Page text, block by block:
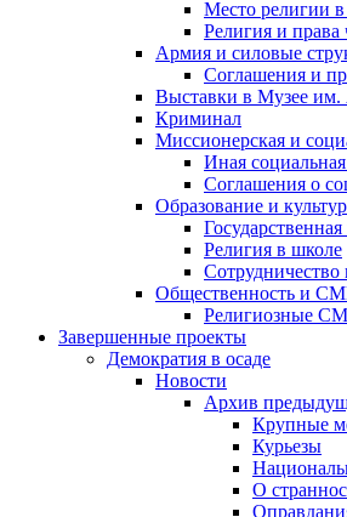
Место религии
Религия и права
Армия и силовые
Соглашения и
Выставки в Музее им.
Криминал
Миссионерская и
Иная социальная
Соглашения о
Образование и
Религия в школе
Сотрудничество
Общественность и
Религиозные
Завершенные проекты
Демократия в осаде
Новости
Архив
Крупные
Курьезы
О